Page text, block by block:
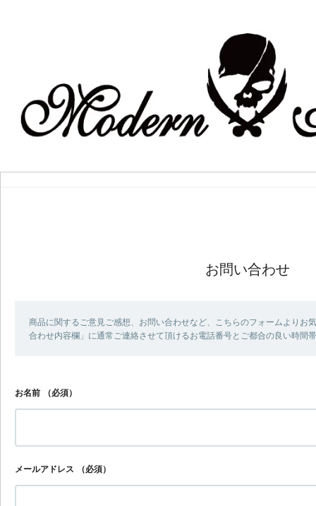
お問い合わせ
商品に関するご意見ご感想、お問い合わせなど、こちらのフォームよりお
合わせ内容欄」に通常ご連絡させて頂けるお電話番号とご都合の良い時間
お名前 （必須）
メールアドレス （必須）